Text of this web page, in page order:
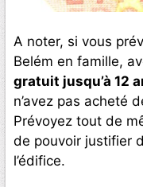
A noter, si vous
Belém en famille,
gratuit jusqu’à 12
n’avez pas acheté
Prévoyez tout de
de pouvoir justifier
l’édifice.